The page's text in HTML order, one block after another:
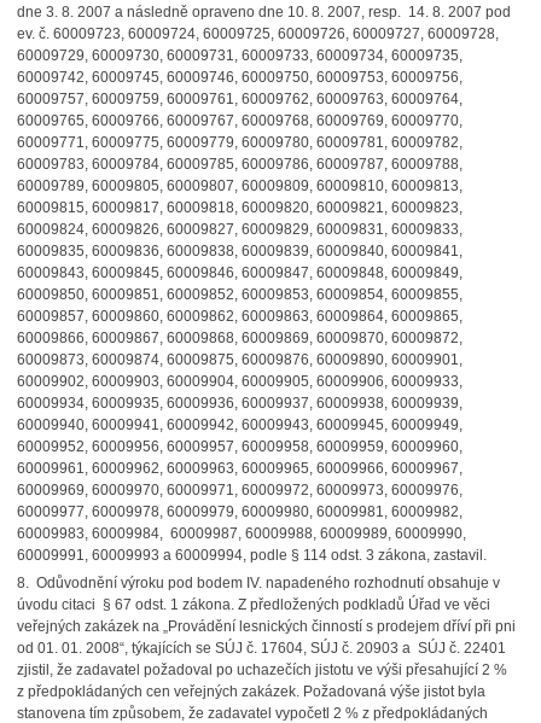
dne 3. 8. 2007 a následně opraveno dne 10. 8. 2007, resp. 14. 8. 2007 pod
ev. č. 60009723, 60009724, 60009725, 60009726, 60009727, 60009728,
60009729, 60009730, 60009731, 60009733, 60009734, 60009735,
60009742, 60009745, 60009746, 60009750, 60009753, 60009756,
60009757, 60009759, 60009761, 60009762, 60009763, 60009764,
60009765, 60009766, 60009767, 60009768, 60009769, 60009770,
60009771, 60009775, 60009779, 60009780, 60009781, 60009782,
60009783, 60009784, 60009785, 60009786, 60009787, 60009788,
60009789, 60009805, 60009807, 60009809, 60009810, 60009813,
60009815, 60009817, 60009818, 60009820, 60009821, 60009823,
60009824, 60009826, 60009827, 60009829, 60009831, 60009833,
60009835, 60009836, 60009838, 60009839, 60009840, 60009841,
60009843, 60009845, 60009846, 60009847, 60009848, 60009849,
60009850, 60009851, 60009852, 60009853, 60009854, 60009855,
60009857, 60009860, 60009862, 60009863, 60009864, 60009865,
60009866, 60009867, 60009868, 60009869, 60009870, 60009872,
60009873, 60009874, 60009875, 60009876, 60009890, 60009901,
60009902, 60009903, 60009904, 60009905, 60009906, 60009933,
60009934, 60009935, 60009936, 60009937, 60009938, 60009939,
60009940, 60009941, 60009942, 60009943, 60009945, 60009949,
60009952, 60009956, 60009957, 60009958, 60009959, 60009960,
60009961, 60009962, 60009963, 60009965, 60009966, 60009967,
60009969, 60009970, 60009971, 60009972, 60009973, 60009976,
60009977, 60009978, 60009979, 60009980, 60009981, 60009982,
60009983, 60009984, 60009987, 60009988, 60009989, 60009990,
60009991, 60009993 a 60009994, podle § 114 odst. 3 zákona, zastavil.
8. Odůvodnění výroku pod bodem IV. napadeného rozhodnutí obsahuje v
úvodu citaci § 67 odst. 1 zákona. Z předložených podkladů Úřad ve věci
veřejných zakázek na „Provádění lesnických činností s prodejem dříví při pni
od 01. 01. 2008“, týkajících se SÚJ č. 17604, SÚJ č. 20903 a SÚJ č. 22401
zjistil, že zadavatel požadoval po uchazečích jistotu ve výši přesahující 2 %
z předpokládaných cen veřejných zakázek. Požadovaná výše jistot byla
stanovena tím způsobem, že zadavatel vypočetl 2 % z předpokládaných